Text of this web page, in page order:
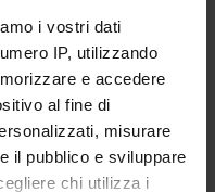
i vostri dati
IP, utilizzando
e accedere
al fine di
misurare
il pubblico e sviluppare
chi utilizza i